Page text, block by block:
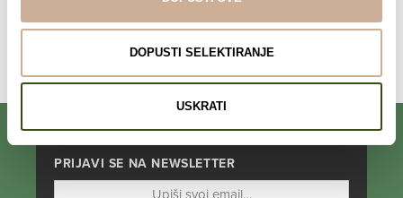
DOPUSTI SELEKTIRANJE
USKRATI
Komentari su zatvoreni.
PRIJAVI SE NA NEWSLETTER